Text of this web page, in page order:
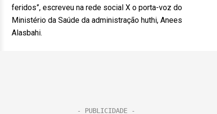
feridos”, escreveu na rede social X o porta-voz do
Ministério da Saúde da administração huthi, Anees
Alasbahi.